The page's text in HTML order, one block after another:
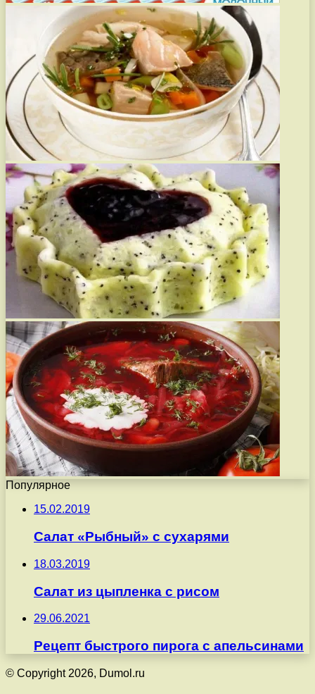
Популярное
15.02.2019
Салат «Рыбный» с сухарями
18.03.2019
Салат из цыпленка с рисом
29.06.2021
Рецепт быстрого пирога с апельсинами
© Copyright 2026, Dumol.ru